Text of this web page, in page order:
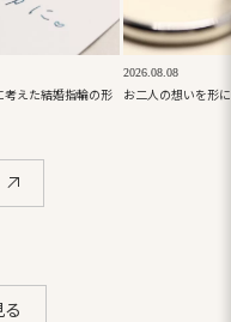
考えた結婚指輪の形
2026.08.08
お二人の想いを形